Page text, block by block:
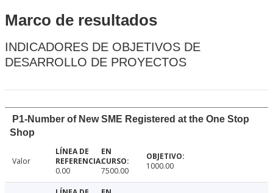
Marco de resultados
INDICADORES DE OBJETIVOS DE
DESARROLLO DE PROYECTOS
P1-Number of New SME Registered at the One Stop
Shop
Valor
0.00
7500.00 1000.00